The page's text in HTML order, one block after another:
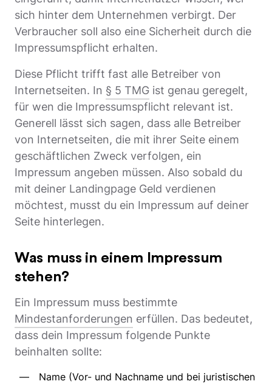
sich hinter dem Unternehmen verbirgt. Der
Verbraucher soll also eine Sicherheit durch die
Impressumspflicht erhalten.
Diese Pflicht trifft fast alle Betreiber von
Internetseiten. In § 5 TMG ist genau geregelt,
für wen die Impressumspflicht relevant ist.
Generell lässt sich sagen, dass alle Betreiber
von Internetseiten, die mit ihrer Seite einem
geschäftlichen Zweck verfolgen, ein
Impressum angeben müssen. Also sobald du
mit deiner Landingpage Geld verdienen
möchtest, musst du ein Impressum auf deiner
Seite hinterlegen.
Was muss in einem Impressum
stehen?
Ein Impressum muss bestimmte
Mindestanforderungen erfüllen. Das bedeutet,
dass dein Impressum folgende Punkte
beinhalten sollte:
Name (Vor- und Nachname und bei juristischen